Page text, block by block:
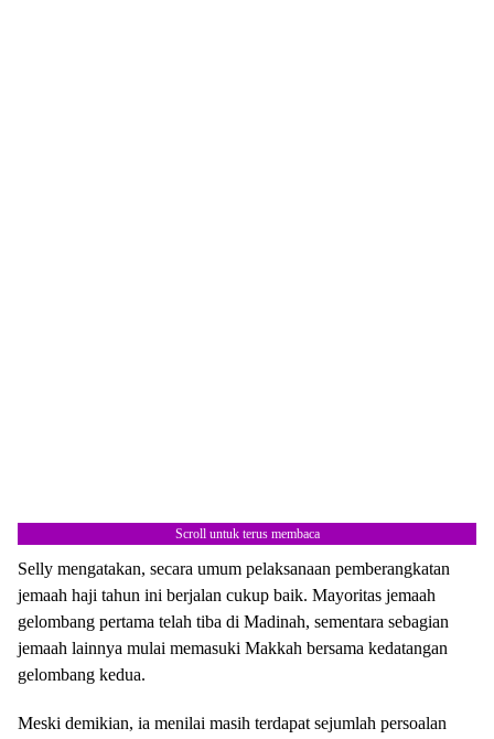
Scroll untuk terus membaca
Selly mengatakan, secara umum pelaksanaan pemberangkatan
jemaah haji tahun ini berjalan cukup baik. Mayoritas jemaah
gelombang pertama telah tiba di Madinah, sementara sebagian
jemaah lainnya mulai memasuki Makkah bersama kedatangan
gelombang kedua.
Meski demikian, ia menilai masih terdapat sejumlah persoalan